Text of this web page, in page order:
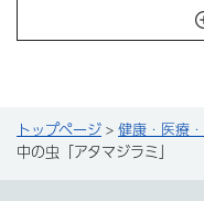
トップページ > 健康・医療
中の虫「アタマジラミ」